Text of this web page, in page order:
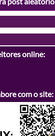
online:
com o site: